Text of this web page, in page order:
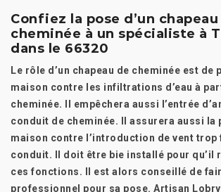
Confiez la pose d’un chapeau
cheminée à un spécialiste à
dans le 66320
Le rôle d’un chapeau de cheminée est de
maison contre les infiltrations d’eau à
cheminée. Il empêchera aussi l’entrée
conduit de cheminée. Il assurera aussi la
maison contre l’introduction de vent
conduit. Il doit être bie installé pour qu’il
ces fonctions. Il est alors conseillé de
professionnel pour sa pose. Artisan